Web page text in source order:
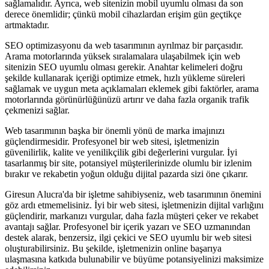
sağlamalıdır. Ayrıca, web sitenizin mobil uyumlu olması da son
derece önemlidir; çünkü mobil cihazlardan erişim gün geçtikçe
artmaktadır.
SEO optimizasyonu da web tasarımının ayrılmaz bir parçasıdır.
Arama motorlarında yüksek sıralamalara ulaşabilmek için web
sitenizin SEO uyumlu olması gerekir. Anahtar kelimeleri doğru
şekilde kullanarak içeriği optimize etmek, hızlı yükleme süreleri
sağlamak ve uygun meta açıklamaları eklemek gibi faktörler, arama
motorlarında görünürlüğünüzü artırır ve daha fazla organik trafik
çekmenizi sağlar.
Web tasarımının başka bir önemli yönü de marka imajınızı
güçlendirmesidir. Profesyonel bir web sitesi, işletmenizin
güvenilirlik, kalite ve yenilikçilik gibi değerlerini vurgular. İyi
tasarlanmış bir site, potansiyel müşterilerinizde olumlu bir izlenim
bırakır ve rekabetin yoğun olduğu dijital pazarda sizi öne çıkarır.
Giresun Alucra'da bir işletme sahibiyseniz, web tasarımının önemini
göz ardı etmemelisiniz. İyi bir web sitesi, işletmenizin dijital varlığını
güçlendirir, markanızı vurgular, daha fazla müşteri çeker ve rekabet
avantajı sağlar. Profesyonel bir içerik yazarı ve SEO uzmanından
destek alarak, benzersiz, ilgi çekici ve SEO uyumlu bir web sitesi
oluşturabilirsiniz. Bu şekilde, işletmenizin online başarıya
ulaşmasına katkıda bulunabilir ve büyüme potansiyelinizi maksimize